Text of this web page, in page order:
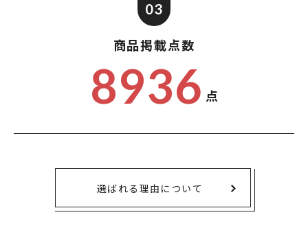
03
商品掲載点数
8936 点
選ばれる理由について